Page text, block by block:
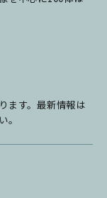
ます。最新情報は
。